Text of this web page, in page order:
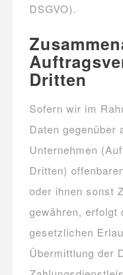
DSGVO).
Dritten
Sofern wir im
Daten gegenüber
Unternehmen
Dritten)
oder ihnen sonst
gewähren, erfolgt
gesetzlichen
Übermittlung der